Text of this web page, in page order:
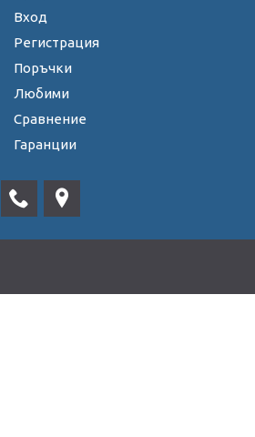
Вход
Регистрация
Поръчки
Любими
Сравнение
Гаранции